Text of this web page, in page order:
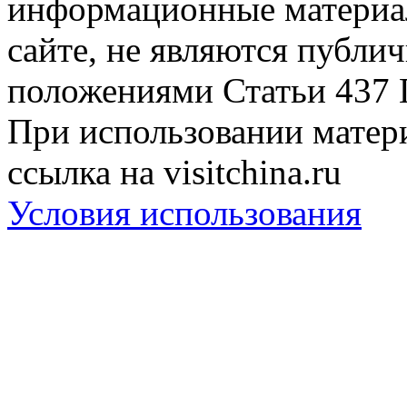
информационные
сайте, не являются
положениями Статьи 437
При использовании
ссылка на visitchina.ru
Условия использования